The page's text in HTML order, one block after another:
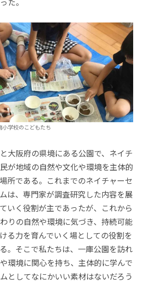
小学校のこどもたち
大阪府の県境にある公園で、ネイチ
が地域の自然や文化や環境を主体的
所である。これまでのネイチャーセ
は、専門家が調査研究した内容を展
いく役割が主であったが、これから
りの自然や環境に気づき、持続可能
る力を育んでいく場としての役割を
。そこで私たちは、一庫公園を訪れ
環境に関心を持ち、主体的に学んで
としてなにかいい素材はないだろう